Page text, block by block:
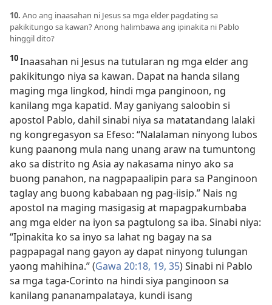
10. Ano ang inaasahan ni Jesus sa mga elder pagdating sa
pakikitungo sa kawan? Anong halimbawa ang ipinakita ni Pablo
hinggil dito?
10Inaasahan ni Jesus na tutularan ng mga elder ang
pakikitungo niya sa kawan. Dapat na handa silang
maging mga lingkod, hindi mga panginoon, ng
kanilang mga kapatid. May ganiyang saloobin si
apostol Pablo, dahil sinabi niya sa matatandang lalaki
ng kongregasyon sa Efeso: “Nalalaman ninyong lubos
kung paanong mula nang unang araw na tumuntong
ako sa distrito ng Asia ay nakasama ninyo ako sa
buong panahon, na nagpapaalipin para sa Panginoon
taglay ang buong kababaan ng pag-iisip.” Nais ng
apostol na maging masigasig at mapagpakumbaba
ang mga elder na iyon sa pagtulong sa iba. Sinabi niya:
“Ipinakita ko sa inyo sa lahat ng bagay na sa
pagpapagal nang gayon ay dapat ninyong tulungan
yaong mahihina.” (Gawa 20:18, 19, 35) Sinabi ni Pablo
sa mga taga-Corinto na hindi siya panginoon sa
kanilang pananampalataya, kundi isang